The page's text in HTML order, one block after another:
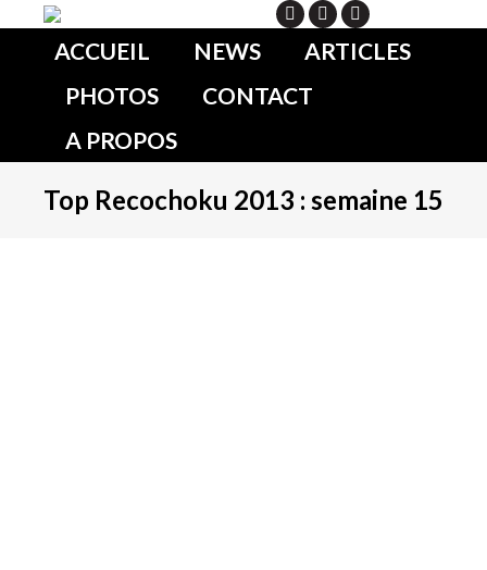
ACCUEIL NEWS
ARTICLES
PHOTOS
CONTACT
A PROPOS
Top Recochoku 2013 : semaine 15